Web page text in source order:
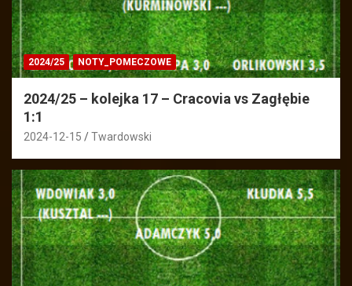
2024/25 NOTY_POMECZOWE
2024/25 – kolejka 17 – Cracovia vs Zagłębie
1:1
2024-12-15 Twardowski